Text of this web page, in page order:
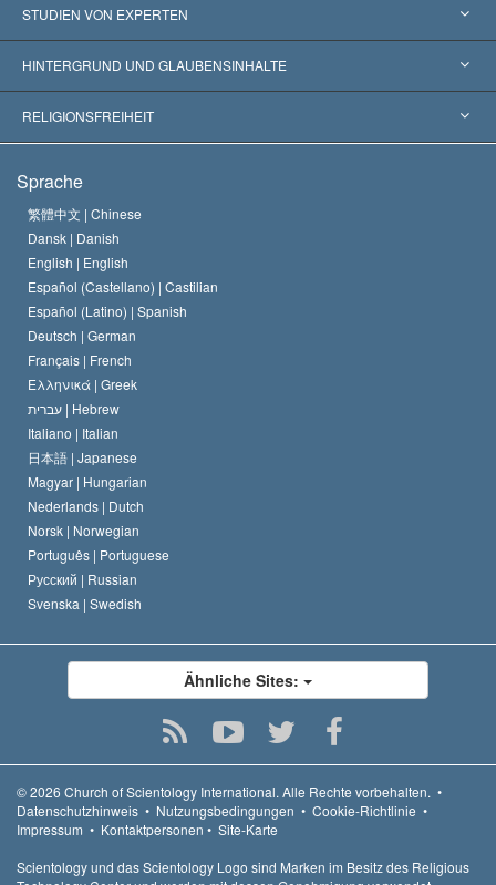
Vereinigte Staaten von Amerika
Weltweite Anerkennungen
Wegweisende Entscheidungen
STUDIEN VON EXPERTEN
Gutachten nach Kategorie
Die weltweit führenden Experten
HINTERGRUND UND GLAUBENSINHALTE
L. Ron Hubbard
Das Glaubensbekenntnis der Scientology Kirche
Der Kodex eines Scientologen
David Miscavige
RELIGIONSFREIHEIT
Internationale Menschenrechtsnormen
Eine öffentliche Erklärung über Religion
Sprache
繁體中文 | Chinese
Dansk | Danish
English | English
Español (Castellano) | Castilian
Español (Latino) | Spanish
Deutsch | German
Français | French
Ελληνικά | Greek
עברית | Hebrew
Italiano | Italian
日本語 | Japanese
Magyar | Hungarian
Nederlands | Dutch
Norsk | Norwegian
Português | Portuguese
Русский | Russian
Svenska | Swedish
Ähnliche Sites:
© 2026 Church of Scientology International. Alle Rechte vorbehalten. •
Datenschutzhinweis • Nutzungsbedingungen • Cookie-Richtlinie •
Impressum • Kontaktpersonen • Site-Karte
Scientology und das Scientology Logo sind Marken im Besitz des Religious